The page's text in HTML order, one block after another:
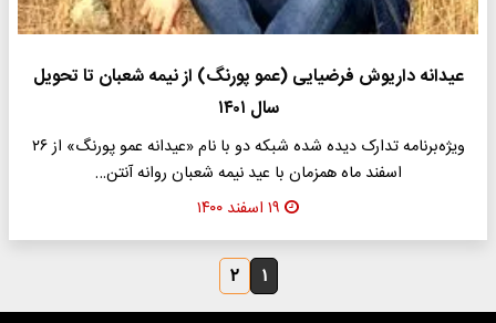
عیدانه داریوش فرضیایی (عمو پورنگ) از نیمه شعبان تا تحویل
سال ۱۴۰۱
ویژه‌برنامه تدارک دیده شده شبکه دو با نام «عیدانه عمو پورنگ» از ۲۶
اسفند ماه همزمان با عید نیمه شعبان روانه آنتن…
۱۹ اسفند ۱۴۰۰
۱ ۲